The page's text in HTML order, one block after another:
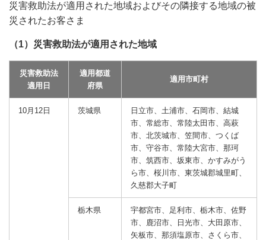
災害救助法が適用された地域およびその隣接する地域の被
災されたお客さま
（1）災害救助法が適用された地域
災害救助法
適用日
適用都道
府県
適用市町村
10月12日 茨城県
日立市、土浦市、石岡市、結城
市、常総市、常陸太田市、高萩
市、北茨城市、笠間市、つくば
市、守谷市、常陸大宮市、那珂
市、筑西市、坂東市、かすみがう
ら市、桜川市、東茨城郡城里町、
久慈郡大子町
栃木県
宇都宮市、足利市、栃木市、佐野
市、鹿沼市、日光市、大田原市、
矢板市、那須塩原市、さくら市、